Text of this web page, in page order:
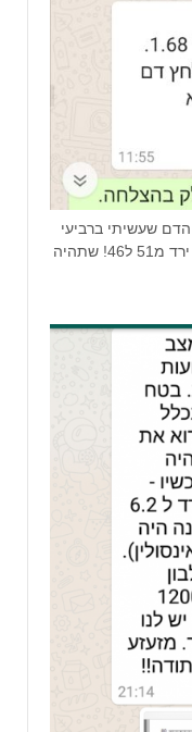
שעשיתי ברביעי
שעבר: ה egfr עלה מ39 ל 43.האוריאה ירד מ51 ל46! שתהיה